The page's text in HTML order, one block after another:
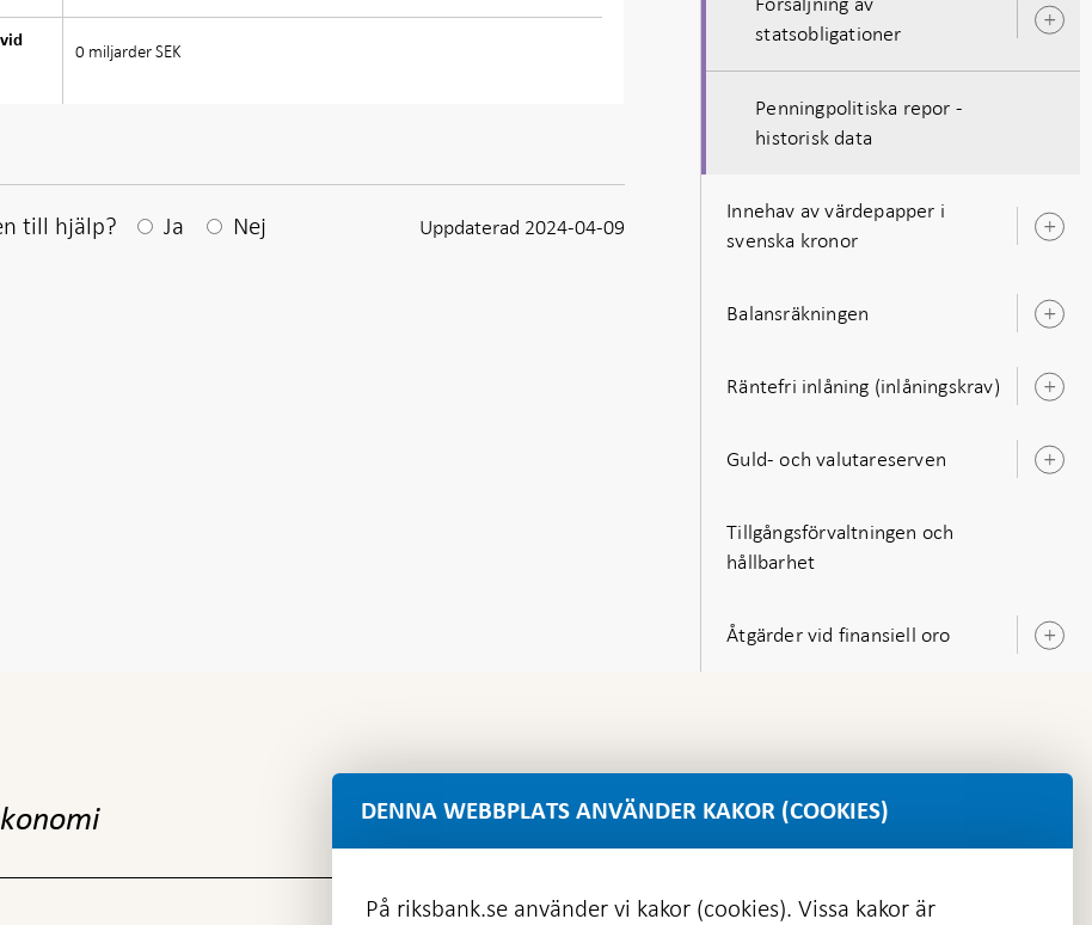
0 miljarder SEK
till hjälp? Efter ditt svar visas en kommentarsruta
Ja Nej Uppdaterad 2024-04-09
statsobligationer
Penningpolitiska repor -
historisk data
Innehav av värdepapper i
svenska kronor
Balansräkningen
Räntefri inlåning (inlåningskrav)
Guld- och valutareserven
Tillgångsförvaltningen och
hållbarhet
Åtgärder vid finansiell oro
DENNA WEBBPLATS ANVÄNDER KAKOR (COOKIES)
På riksbank.se använder vi kakor (cookies). Vissa kakor är